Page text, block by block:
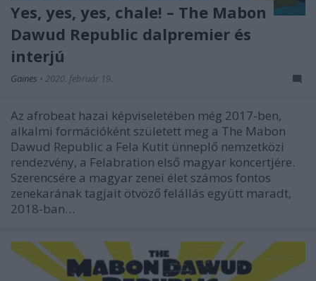
Yes, yes, yes, chale! – The Mabon
Dawud Republic dalpremier és
interjú
Gaines • 2020. február 19.
Az afrobeat hazai képviseletében még 2017-ben,
alkalmi formációként született meg a The Mabon
Dawud Republic a Fela Kutit ünneplő nemzetközi
rendezvény, a Felabration első magyar koncertjére.
Szerencsére a magyar zenei élet számos fontos
zenekarának tagjait ötvöző felállás együtt maradt,
2018-ban…